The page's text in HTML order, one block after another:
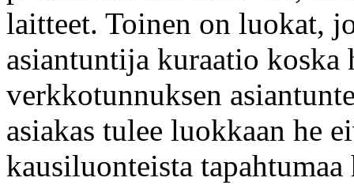
laitteet. Toinen on luokat,
asiantuntija kuraatio
verkkotunnuksen
asiakas tulee luokkaan he
kausiluonteista